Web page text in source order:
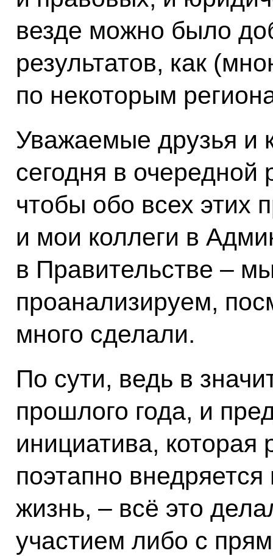
везде можно было
результатов, как
по некоторым
Уважаемые друзья и
сегодня в очередной
чтобы обо всех этих
и мои коллеги в
в Правительстве –
проанализируем,
много сделали.
По сути, ведь в
прошлого года, и
инициатива, которая
поэтапно
жизнь, – всё это
участием либо с